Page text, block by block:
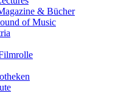
& Bücher
of Music